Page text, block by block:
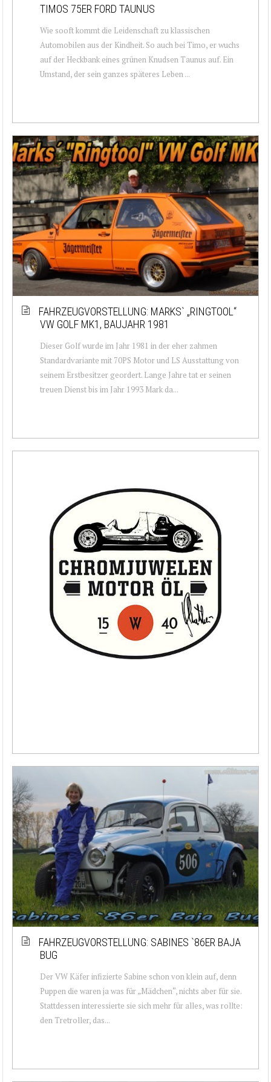
TIMOS 75ER FORD TAUNUS
Wie sooft kommt die Leidenschaft zu klassischen
Automobilen aus der Kindheit. So auch bei Timo, er wuchs
auf der Heckbank eines grünen Knudsen Taunus auf. Ein
Umstand, der sein ganzes späteres Leben ...
FAHRZEUGVORSTELLUNG: MARKS` „RINGTOOL“
VW GOLF MK1, BAUJAHR 1981
Dieser Golf wurde im Jahr 1981 in der eher zahmen
Standardvariante mit 70PS Motor und LS Ausstattung von
seinem Erstbesitzer geordert. Lange Jahre tat er seinen
treuen Dienst bis im Jahr 1993 Mark da...
FAHRZEUGVORSTELLUNG: SABINES `86ER BAJA
BUG
Der VW Käfer infizierte Sabine schon von klein auf, denn
Puppen die waren ja was für „Mädchen“, nichts aber für sie.
Stattdessen interessierte sie sich mehr für alles, was rollte:
den Tretroller, das...